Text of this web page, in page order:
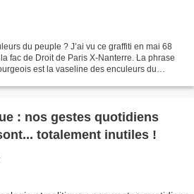
du peuple ? J’ai vu ce graffiti en mai 68
fac de Droit de Paris X-Nanterre. La phrase
est la vaseline des enculeurs du
: nos gestes quotidiens
totalement inutiles !